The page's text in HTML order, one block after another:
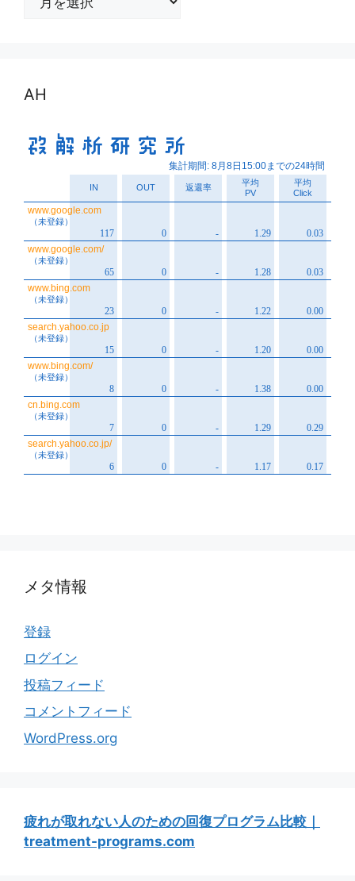
AH
メタ情報
登録
ログイン
投稿フィード
コメントフィード
WordPress.org
疲れが取れない人のための回復プログラム比較｜
treatment-programs.com